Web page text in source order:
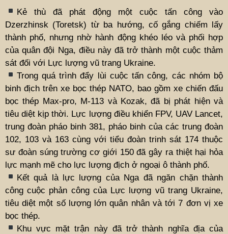
Kẻ thù đã phát động một cuộc tấn công vào
Dzerzhinsk (Toretsk) từ ba hướng, cố gắng chiếm lấy
thành phố, nhưng nhờ hành động khéo léo và phối hợp
của quân đội Nga, điều này đã trở thành một cuộc thảm
sát đối với Lực lượng vũ trang Ukraine.
Trong quá trình đẩy lùi cuộc tấn công, các nhóm bộ
binh địch trên xe bọc thép NATO, bao gồm xe chiến đấu
bọc thép Max-pro, M-113 và Kozak, đã bị phát hiện và
tiêu diệt kịp thời. Lực lượng điều khiển FPV, UAV Lancet,
trung đoàn pháo binh 381, pháo binh của các trung đoàn
102, 103 và 163 cùng với tiểu đoàn trinh sát 174 thuộc
sư đoàn súng trường cơ giới 150 đã gây ra thiệt hại hỏa
lực mạnh mẽ cho lực lượng địch ở ngoại ô thành phố.
Kết quả là lực lượng của Nga đã ngăn chặn thành
công cuộc phản công của Lực lượng vũ trang Ukraine,
tiêu diệt một số lượng lớn quân nhân và tới 7 đơn vị xe
bọc thép.
Khu vực mặt trận này đã trở thành nghĩa địa của